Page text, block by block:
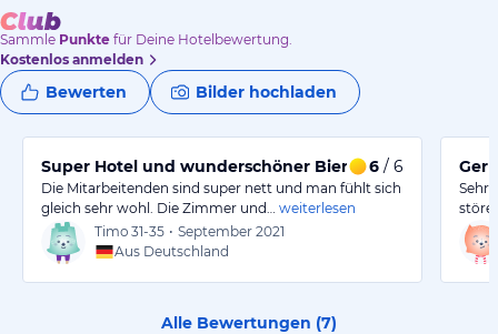
Sammle Punkte für Deine Hotelbewertung.
Kostenlos anmelden
Bewerten Bilder hochladen
Super Hotel und wunderschöner Biergarten
6 / 6
Die Mitarbeitenden sind super nett und man fühlt sich
gleich sehr wohl. Die Zimmer und…
weiterlesen
Timo 31-35 • September 2021
Aus Deutschland
Sehr
Alle Bewertungen (7)